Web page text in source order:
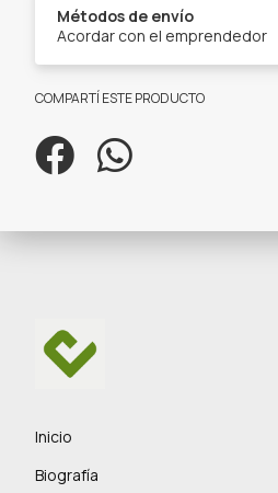
Métodos de envío
Acordar con el emprendedor
COMPARTÍ ESTE PRODUCTO
Inicio
Biografía